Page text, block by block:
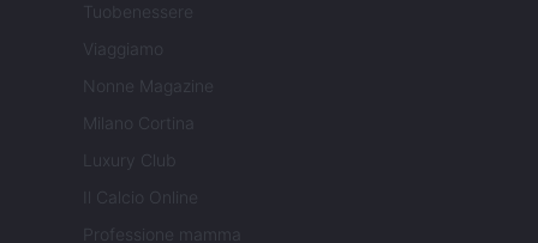
Tuobenessere
Viaggiamo
Nonne Magazine
Milano Cortina
Luxury Club
Il Calcio Online
Professione mamma